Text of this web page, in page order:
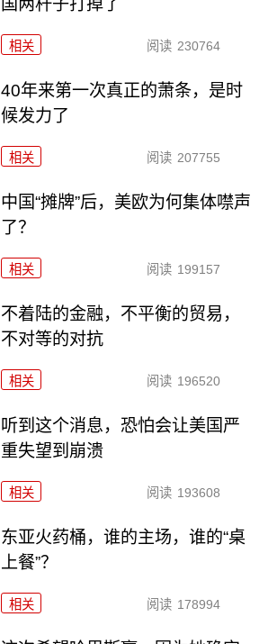
国两杆子打掉了
相关 阅读 230764
40年来第一次真正的萧条，是时
候发力了
相关 阅读 207755
中国“摊牌”后，美欧为何集体噤声
了？
相关 阅读 199157
不着陆的金融，不平衡的贸易，
不对等的对抗
相关 阅读 196520
听到这个消息，恐怕会让美国严
重失望到崩溃
相关 阅读 193608
东亚火药桶，谁的主场，谁的“桌
上餐”？
相关 阅读 178994